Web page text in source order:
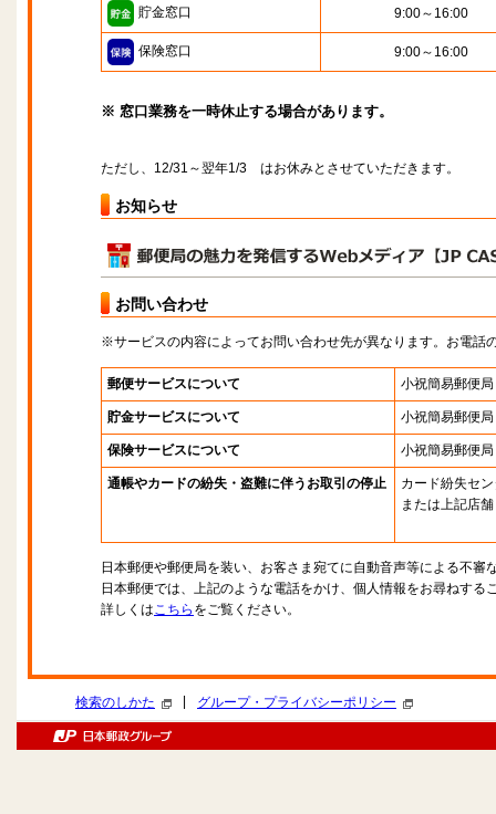
貯金窓口 9:00～16:00
保険窓口 9:00～16:00
※ 窓口業務を一時休止する場合があります。
ただし、12/31～翌年1/3 はお休みとさせていただきます。
お知らせ
お問い合わせ
※サービスの内容によってお問い合わせ先が異なります。お電話
郵便サービスについて 小祝簡易郵便局
貯金サービスについて 小祝簡易郵便局
保険サービスについて 小祝簡易郵便局
通帳やカードの紛失・盗難に伴うお取引の停止
カード紛失セ
または上記店舗
日本郵便や郵便局を装い、お客さま宛てに自動音声等による不審
日本郵便では、上記のような電話をかけ、個人情報をお尋ねする
詳しくはこちら をご覧ください。
検索のしかた グループ・プライバシーポリシー